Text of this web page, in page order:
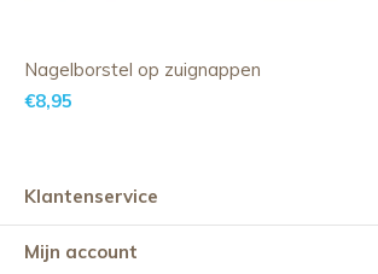
Nagelborstel op zuignappen
€8,95
Klantenservice
Mijn account